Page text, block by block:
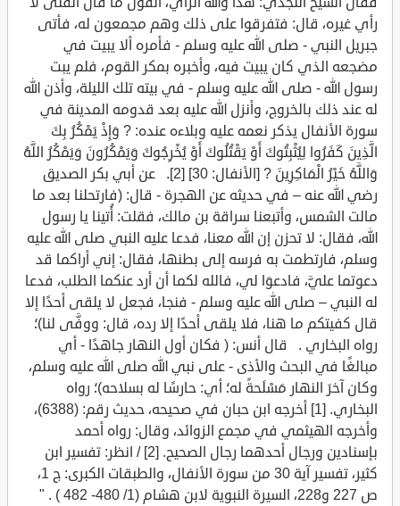
رأي غيره، قال: فتفرقوا على ذلك وهم مجمعون له، فأتى
جبريل النبي - صلى الله عليه وسلم - فأمره ألا يبيت في
مضجعه الذي كان يبيت فيه، وأخبره بمكر القوم، فلم يبت
رسول الله - صلى الله عليه وسلم - في بيته تلك الليلة، وأذن الله
له عند ذلك بالخروج، وأنزل الله عليه بعد قدومه المدينة في
سورة الأنفال يذكر نعمه عليه وبلاءه عنده: ? وَإِذْ يَمْكُرُ بِكَ
الَّذِينَ كَفَرُوا لِيُثْبِتُوكَ أَوْ يَقْتُلُوكَ أَوْ يُخْرِجُوكَ وَيَمْكُرُونَ وَيَمْكُرُ اللَّهُ
وَاللَّهُ خَيْرُ الْمَاكِرِينَ ? [الأنفال: 30] [2]. عن أبي بكر الصديق
رضي الله عنه – في حديثه عن الهجرة - قال: (فارتحلنا بعد ما
مالت الشمس، وأتبعنا سراقة بن مالك، فقلت: أُتينا يا رسول
الله، فقال: لا تحزن إن الله معنا، فدعا عليه النبي صلى الله عليه
وسلم، فارتطمت به فرسه إلى بطنها، فقال: إني أراكما قد
دعوتما عليَّ، فادعوَا لي، فالله لكما أن أرد عنكما الطلب، فدعا
له النبي – صلى الله عليه وسلم - فنجا، فجعل لا يلقى أحدًا إلا
قال كفيتكم ما هنا، فلا يلقى أحدًا إلا رده، قال: ووفَّى لنا)؛
رواه البخاري . قال أنس: ( فكان أول النهار جاهدًا - أي
مبالغًا في البحث والأذى - على نبي الله صلى الله عليه وسلم،
وكان آخرَ النهار مَسْلَحةً له؛ أي: حارسًا له بسلاحه)؛ رواه
البخاري. [1] أخرجه ابن حبان في صحيحه، حديث رقم: (6388)،
وأخرجه الهيثمي في مجمع الزوائد، وقال: رواه أحمد
بإسنادين ورجال أحدهما رجال الصحيح. [2] / انظر: تفسير ابن
كثير، تفسير آية 30 من سورة الأنفال، والطبقات الكبرى: ج 1،
ص 227 و228، السيرة النبوية لابن هشام (1/ 480- 482 ) . "